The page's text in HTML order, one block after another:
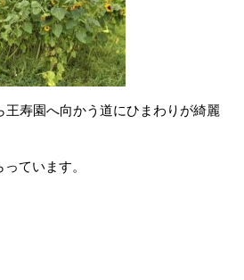
王寿園へ向かう道にひまわりが綺麗
ています。